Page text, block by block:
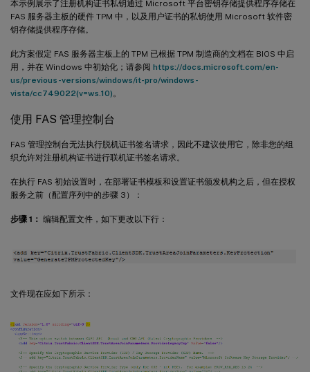
本示例展示了注册机构证书私钥通过 Microsoft 平台密钥存储提供程序存储在
FAS 服务器主板的硬件 TPM 中，以及用户证书的私钥使用 Microsoft 软件密
钥存储提供程序存储。
此方案假定 FAS 服务器主板上的 TPM 已根据 TPM 制造商的文档在 BIOS 中启
用，并在 Windows 中初始化；请参阅 https://docs.microsoft.com/en-
us/previous-versions/windows/it-pro/windows-
vista/cc749022(v=ws.10)。
使用 FAS 管理控制台
FAS 管理控制台无法执行脱机证书签名请求，因此不建议使用它，除非您的组
织允许对注册机构证书进行联机证书签名请求。
在执行 FAS 初始设置时，在部署证书模板和设置证书颁发机构之后，但在授权
服务之前（配置序列中的步骤 3）：
步骤 1： 编辑配置文件，如下更改以下行：
文件现在应如下所示：